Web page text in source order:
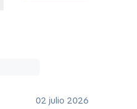
02 julio 2026